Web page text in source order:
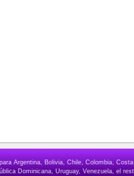
Argentina, Bolivia, Chile, Colombia,
Dominicana, Uruguay, Venezuela, el